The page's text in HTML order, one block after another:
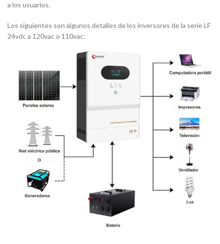
a los usuarios.
Los siguientes son algunos detalles de los inversores de la serie LF
24vdc a 120vac o 110vac: